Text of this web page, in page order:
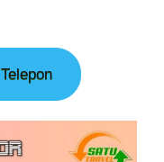
Telepon